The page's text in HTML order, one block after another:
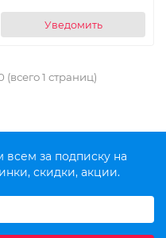
Уведомить
(всего 1 страниц)
всем за подписку на
скидки, акции.